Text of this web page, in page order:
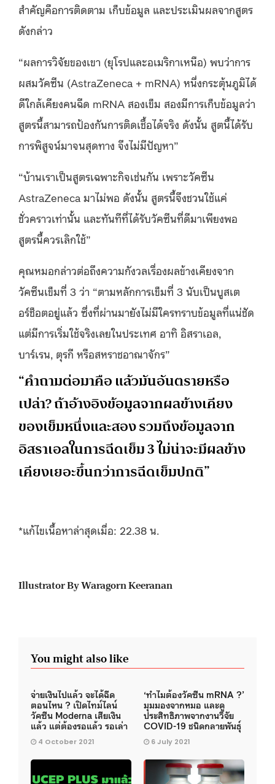
สำคัญคือการติดตาม เก็บข้อมูล และประเมินผลจากสูตร
ดังกล่าว
“ผลการวิจัยของเขา (ยุโรปและอเมริกาเหนือ) พบว่าการ
ผสมวัคซีน (AstraZeneca + mRNA) หนึ่งกระตุ้นภูมิได้
ดีใกล้เคียงคนฉีด mRNA สองเข็ม สองมีการเก็บข้อมูลว่า
สูตรนี้สามารถป้องกันการติดเชื้อได้จริง ดังนั้น สูตนี้ได้รับ
การพิสูจน์มาจนสุดทาง จึงไม่มีปัญหา”
“บ้านเราเป็นสูตรเฉพาะกิจเช่นกัน เพราะวัคซีน
AstraZeneca มาไม่พอ ดังนั้น สูตรนี้จึงชวนใช้แค่
ชั่วคราวเท่านั้น และทันทีที่ได้รับวัคซีนที่ดีมาเพียงพอ
สูตรนี้ควรเลิกใช้”
คุณหมอกล่าวต่อถึงความกังวลเรื่องผลข้างเคียงจาก
วัคซีนเข็มที่ 3 ว่า “ตามหลักการเข็มที่ 3 นับเป็นบูสเต
อร์ช็อตอยู่แล้ว ซึ่งที่ผ่านมายังไม่มีใครทราบข้อมูลที่แน่ชัด
แต่มีการเริ่มใช้จริงเลยในประเทศ อาทิ อิสราเอล,
บาร์เรน, ตุรกี หรือสหราชอาณาจักร”
“คำถามต่อมาคือ แล้วมันอันตรายหรือ
เปล่า? ถ้าอ้างอิงข้อมูลจากผลข้างเคียง
ของเข็มหนึ่งและสอง รวมถึงข้อมูลจาก
อิสราเอลในการฉีดเข็ม 3 ไม่น่าจะมีผลข้าง
เคียงเยอะขึ้นกว่าการฉีดเข็มปกติ”
*แก้ไขเนื้อหาล่าสุดเมื่อ: 22.38 น.
Illustrator By Waragorn Keeranan
You might also like
จ่ายเงินไปแล้ว จะได้ฉีด
ตอนไหน ? เปิดไทม์ไลน์
วัคซีน Moderna เสียเงิน
แล้ว แต่ต้องรอแล้ว รอเล่า
4 October 2021
‘ทำไมต้องวัคซีน mRNA ?’
มุมมองจากหมอ และดู
ประสิทธิภาพจากงานวิจัย
COVID-19 ชนิดกลายพันธุ์
6 July 2021